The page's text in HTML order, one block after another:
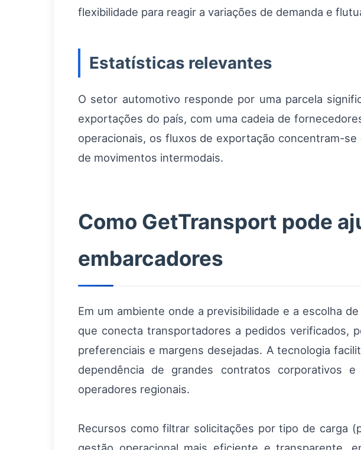
flexibilidade para reagir a variações de demanda e
Estatísticas relevantes
O setor automotivo responde por uma parcela
exportações do país, com uma cadeia de
operacionais, os fluxos de exportação concentram-
de movimentos intermodais.
Como GetTransport pode
embarcadores
Em um ambiente onde a previsibilidade e a escolha
que conecta transportadores a pedidos verificados,
preferenciais e margens desejadas. A tecnologia
dependência de grandes contratos corporativos
operadores regionais.
Recursos como filtrar solicitações por tipo de carga